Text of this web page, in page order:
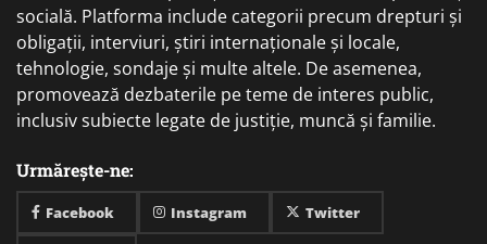
socială. Platforma include categorii precum drepturi și
obligații, interviuri, știri internaționale și locale,
tehnologie, sondaje și multe altele. De asemenea,
promovează dezbaterile pe teme de interes public,
inclusiv subiecte legate de justiție, muncă și familie.
Urmărește-ne:
Facebook Instagram Twitter